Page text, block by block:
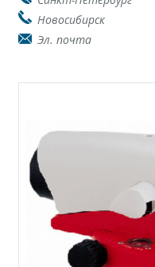
Новосибирск
Эл. почта